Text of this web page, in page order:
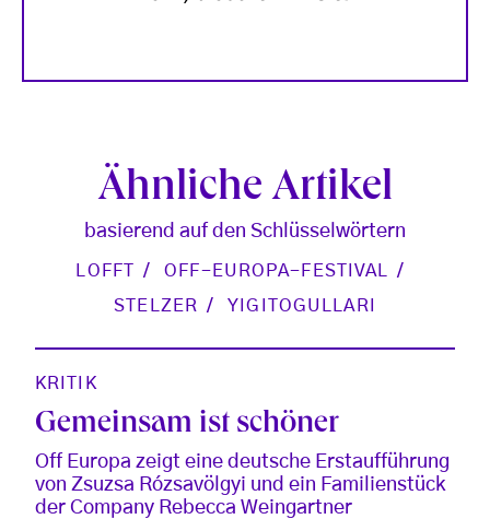
Ähnliche Artikel
basierend auf den Schlüsselwörtern
LOFFT
OFF-EUROPA-FESTIVAL
STELZER
YIGITOGULLARI
KRITIK
Gemeinsam ist schöner
Off Europa zeigt eine deutsche Erstaufführung
von Zsuzsa Rózsavölgyi und ein Familienstück
der Company Rebecca Weingartner